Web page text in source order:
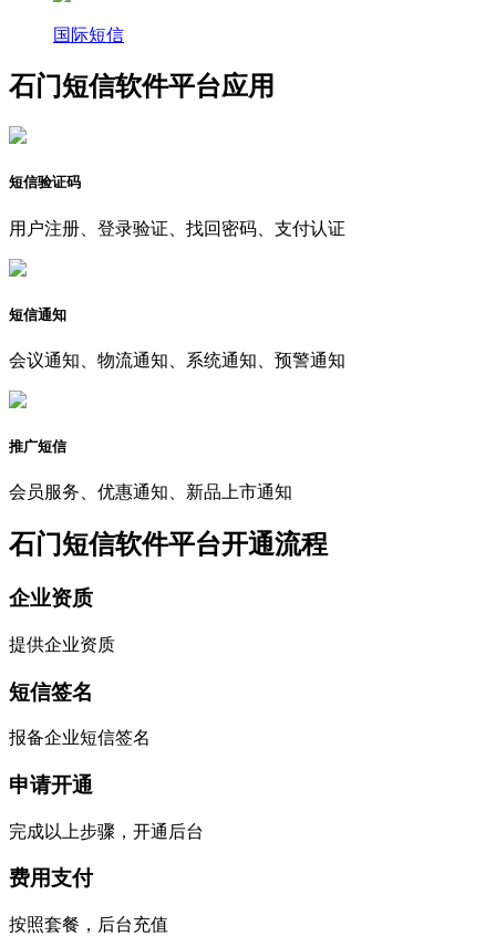
国际短信
石门短信软件平台应用
短信验证码
用户注册、登录验证、找回密码、支付认证
短信通知
会议通知、物流通知、系统通知、预警通知
推广短信
会员服务、优惠通知、新品上市通知
石门短信软件平台开通流程
企业资质
提供企业资质
短信签名
报备企业短信签名
申请开通
完成以上步骤，开通后台
费用支付
按照套餐，后台充值